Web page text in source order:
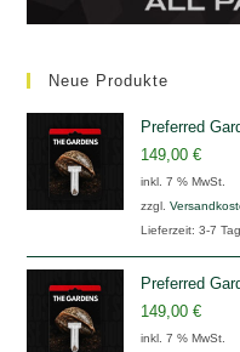
Neue Produkte
Preferred
149,00€
inkl. 7 % MwSt.
zzgl.
Lieferzeit:3-7
Preferred
149,00€
inkl. 7 % MwSt.